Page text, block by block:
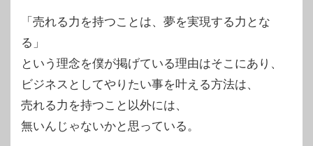
「売れる力を持つことは、夢を実現する力とな
る」
という理念を僕が掲げている理由はそこにあり、
ビジネスとしてやりたい事を叶える方法は、
売れる力を持つこと以外には、
無いんじゃないかと思っている。